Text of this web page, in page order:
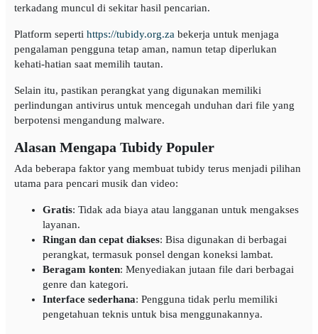
terkadang muncul di sekitar hasil pencarian.
Platform seperti https://tubidy.org.za bekerja untuk menjaga
pengalaman pengguna tetap aman, namun tetap diperlukan
kehati-hatian saat memilih tautan.
Selain itu, pastikan perangkat yang digunakan memiliki
perlindungan antivirus untuk mencegah unduhan dari file yang
berpotensi mengandung malware.
Alasan Mengapa Tubidy Populer
Ada beberapa faktor yang membuat tubidy terus menjadi pilihan
utama para pencari musik dan video:
Gratis: Tidak ada biaya atau langganan untuk mengakses
layanan.
Ringan dan cepat diakses: Bisa digunakan di berbagai
perangkat, termasuk ponsel dengan koneksi lambat.
Beragam konten: Menyediakan jutaan file dari berbagai
genre dan kategori.
Interface sederhana: Pengguna tidak perlu memiliki
pengetahuan teknis untuk bisa menggunakannya.